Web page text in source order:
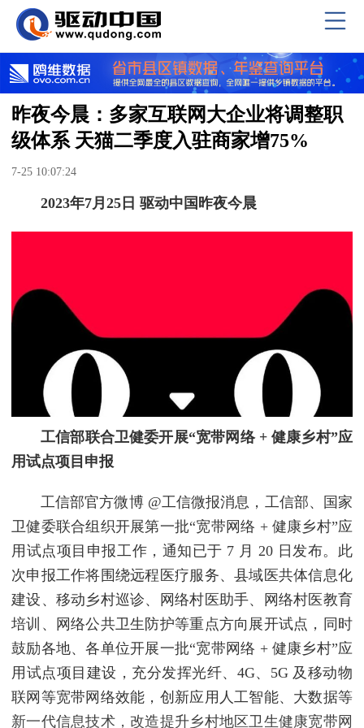
昨夜今晨：多家互联网大企业将调整职
级体系 天猫二季度入驻商家增75%
7-25 10:07:24
2023年7月25日 驱动中国昨夜今晨
工信部联合卫健委开展“宽带网络 + 健康乡村”应
用试点项目申报
工信部官方微博 @工信微报消息，工信部、国家
卫健委联合组织开展第一批“宽带网络 + 健康乡村”应
用试点项目申报工作，通知已于 7 月 20 日发布。此
次申报工作将围绕远程医疗服务、县域医共体信息化
建设、移动乡村巡诊、网络村医助手、网络村医教育
培训、网络公共卫生防护等重点方向展开试点，同时
鼓励各地、各单位开展一批“宽带网络 + 健康乡村”应
用试点项目建设，充分发挥光纤、4G、5G 及移动物
联网等宽带网络效能，创新应用人工智能、大数据等
新一代信息技术，改造提升乡村地区卫生健康宽带网